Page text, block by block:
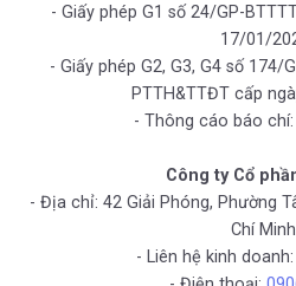
- Giấy phép G1 số 24/GP-
17/01/
- Giấy phép G2, G3, G4 số 174/
PTTH&TTĐT cấp
- Thông cáo báo chí:
Công ty Cổ
- Địa chỉ: 42 Giải Phóng, Phường
Chí
- Liên hệ kinh doanh: